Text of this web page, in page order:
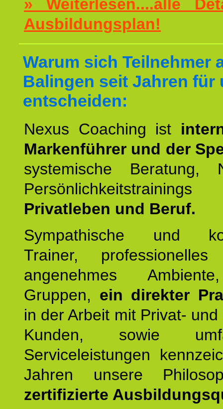
» Weiterlesen....alle
Ausbildungsplan!
Warum sich Teilnehmer
Balingen seit Jahren für
entscheiden:
Nexus Coaching ist
Markenführer und der
systemische Beratung,
Privatleben und Beruf.
Sympathische und
Trainer, professionelles
angenehmes
Gruppen, ein direkter
in der Arbeit mit Privat-
Kunden, sowie
Serviceleistungen
Jahren unsere
zertifizierte